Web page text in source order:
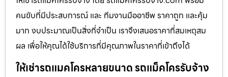
คนขับที่มีประสบการณ์ และ ทีมงานมืออาชีพ ราคาถูก และคุ้ม
มาก งบประมาณเป็นสิ่งที่จำเป็น เราจึงเสนอราคาที่สมเหตุสม
ผล เพื่อให้คุณได้ใช้บริการที่มีคุณภาพในราคาที่เข้าถึงได้
ให้เช่ารถแมคโครหลายขนาด รถแม็คโครรับจ้าง